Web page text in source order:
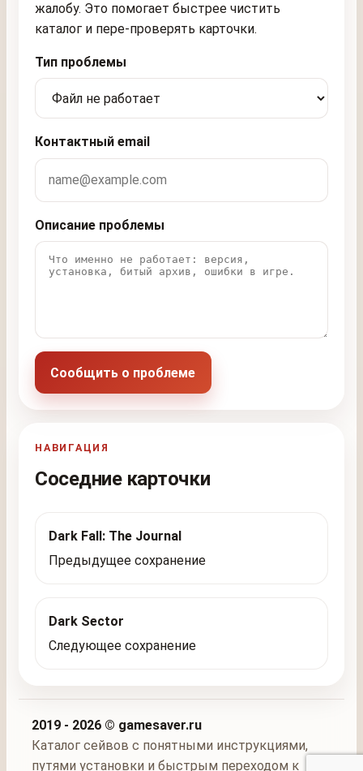
жалобу. Это помогает быстрее чистить
каталог и пере-проверять карточки.
Тип проблемы
Контактный email
Описание проблемы
Сообщить о проблеме
НАВИГАЦИЯ
Соседние карточки
Dark Fall: The Journal
Предыдущее сохранение
Dark Sector
Следующее сохранение
2019 - 2026 © gamesaver.ru
Каталог сейвов с понятными инструкциями,
путями установки и быстрым переходом к